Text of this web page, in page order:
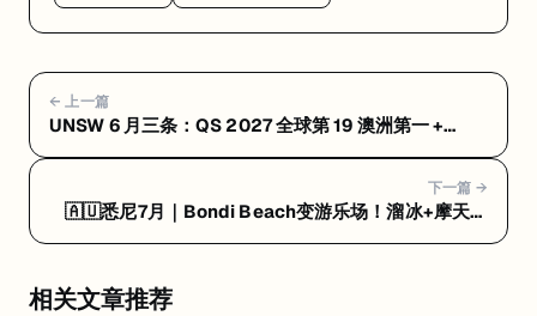
← 上一篇
UNSW 6 月三条：QS 2027 全球第 19 澳洲第一 +
下一篇 →
🇦🇺悉尼7月｜Bondi Beach变游乐场！溜冰+摩天轮
相关文章推荐